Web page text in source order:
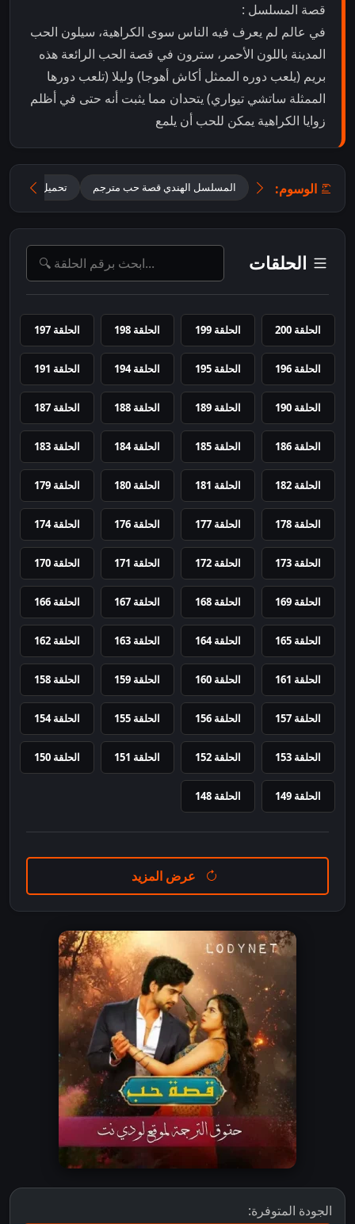
قصة المسلسل :
في عالم لم يعرف فيه الناس سوى الكراهية، سيلون الحب
المدينة باللون الأحمر، سترون في قصة الحب الرائعة هذه
بريم (يلعب دوره الممثل أكاش أهوجا) وليلا (تلعب دورها
الممثلة ساتشي تيواري) يتحدان مما يثبت أنه حتى في أظلم
زوايا الكراهية يمكن للحب أن يلمع
الوسوم: المسلسل الهندي قصة حب مترجم تحميل مسلسل Prem Leela مترجم
الحلقات
الحلقة 200 الحلقة 199 الحلقة 198 الحلقة 197
الحلقة 196 الحلقة 195 الحلقة 194 الحلقة 191
الحلقة 190 الحلقة 189 الحلقة 188 الحلقة 187
الحلقة 186 الحلقة 185 الحلقة 184 الحلقة 183
الحلقة 182 الحلقة 181 الحلقة 180 الحلقة 179
الحلقة 178 الحلقة 177 الحلقة 176 الحلقة 174
الحلقة 173 الحلقة 172 الحلقة 171 الحلقة 170
الحلقة 169 الحلقة 168 الحلقة 167 الحلقة 166
الحلقة 165 الحلقة 164 الحلقة 163 الحلقة 162
الحلقة 161 الحلقة 160 الحلقة 159 الحلقة 158
الحلقة 157 الحلقة 156 الحلقة 155 الحلقة 154
الحلقة 153 الحلقة 152 الحلقة 151 الحلقة 150
الحلقة 149 الحلقة 148
عرض المزيد
الجودة المتوفرة: